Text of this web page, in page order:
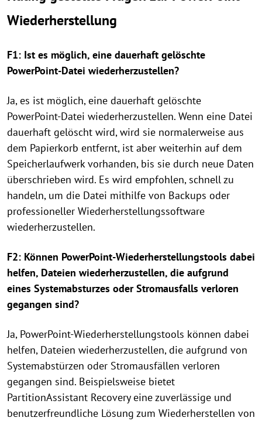
Wiederherstellung
F1: Ist es möglich, eine dauerhaft gelöschte
PowerPoint-Datei wiederherzustellen?
Ja, es ist möglich, eine dauerhaft gelöschte
PowerPoint-Datei wiederherzustellen. Wenn eine Datei
dauerhaft gelöscht wird, wird sie normalerweise aus
dem Papierkorb entfernt, ist aber weiterhin auf dem
Speicherlaufwerk vorhanden, bis sie durch neue Daten
überschrieben wird. Es wird empfohlen, schnell zu
handeln, um die Datei mithilfe von Backups oder
professioneller Wiederherstellungssoftware
wiederherzustellen.
F2: Können PowerPoint-Wiederherstellungstools dabei
helfen, Dateien wiederherzustellen, die aufgrund
eines Systemabsturzes oder Stromausfalls verloren
gegangen sind?
Ja, PowerPoint-Wiederherstellungstools können dabei
helfen, Dateien wiederherzustellen, die aufgrund von
Systemabstürzen oder Stromausfällen verloren
gegangen sind. Beispielsweise bietet
PartitionAssistant Recovery eine zuverlässige und
benutzerfreundliche Lösung zum Wiederherstellen von